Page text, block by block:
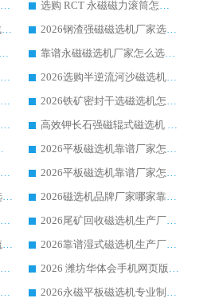
2026平板磁选机靠谱厂家推荐_ 华体会手机网页版-华体会(中国) 凭借良好口碑获得众多客户认可
选购 RCT 永磁磁力滚筒怎么选?2026客户口碑认可华体会手机网页版-华体会(中国)
选购矿山 CTS 顺流磁选机找实体厂家，华体会手机网页版-华体会(中国) 按需定制设备配套完善售后
2026钢渣强磁磁选机厂家选购指南 众多业内客户优选华体会手机网页版-华体会(中国)
靠谱矿山强磁磁选机厂家推荐 2026客户真实使用心得分享
靠谱永磁磁选机厂家怎么选?福建客户真实体验分享华体会手机网页版-华体会(中国) 品牌
2026磁选机生产厂家哪家好?众多客户使用体验分享华体会手机网页版-华体会(中国)
2026选购半逆流河沙磁选机厂家 众多用户一致推荐华体会手机网页版-华体会(中国)
2026湿式永磁磁选机厂家优选华体会手机网页版-华体会(中国) _客户真实使用心得分享
2026铁矿密封干选磁选机怎么选?华体会手机网页版-华体会(中国) 厂家客户实操心得分享
2026强磁滚筒合作厂家怎么选-华体会手机网页版-华体会(中国) 行业优质供应商参考指南
高效钾长石强磁辊式磁选机 华体会手机网页版-华体会(中国) 专业制造品质值得信赖
会(中国) 企业解析
2026平板磁选机靠谱厂家怎么选？华体会手机网页版-华体会(中国) 凭硬实力甄选合作品牌
2026平板磁选机靠谱厂家怎么选？华体会手机网页版-华体会(中国) 凭硬实力甄选合作品牌
2026平板磁选机靠谱厂家怎么选？华体会手机网页版-华体会(中国) 凭硬实力甄选合作品牌
2026 水选磁选机厂商怎么选 潍坊华体会手机网页版-华体会(中国) 技术实力强
2026磁选机品牌厂家哪家靠谱?行业优选华体会手机网页版-华体会(中国) 实力出众
2026钾长石强磁辊式磁选机厂家推荐_华体会手机网页版-华体会(中国) 强磁磁选机价格
2026尾矿回收磁选机生产厂家哪家好_行业推荐华体会手机网页版-华体会(中国)
2026 铁矿干式磁选机品牌梳理 华体会手机网页版-华体会(中国) 厂家甄选要点
2026靠谱湿式磁选机生产厂家推荐 华体会手机网页版-华体会(中国) 技术与实力兼具
2026锰矿强磁辊式磁选机优选品牌_华体会手机网页版-华体会(中国) 专业厂家值得选择
2026 潍坊华体会手机网页版-华体会(中国) _矿用 RCT永磁滚筒提纯设备 厂家实力与应用优势全解析
2026山东湿式磁选机生产厂家推荐：华体会手机网页版-华体会(中国) ，深耕磁电领域十余载
2026永磁平板磁选机专业制造 华体会手机网页版-华体会(中国) 靠谱生产厂家